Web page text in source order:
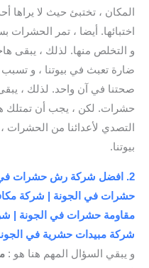
المكان ، تختبئ حيث لا يراها
اختبائها. أيضا ، تمر
و التخلص منها. لذلك ، يبقى
ضارة تعبث في بيوتنا ، و
صحتنا في آن واحد. لذلك ،
حشرات. لكن ، يجب أن تمتلك
التصدي لأعدائنا من
بيوتنا.
2. افضل شركة رش حشرات في
حشرات في الجونة | شركة
مقاومة حشرات في الجونة |
شركة مبيدات حشرية في
و يبقي السؤال المهم هنا هو :